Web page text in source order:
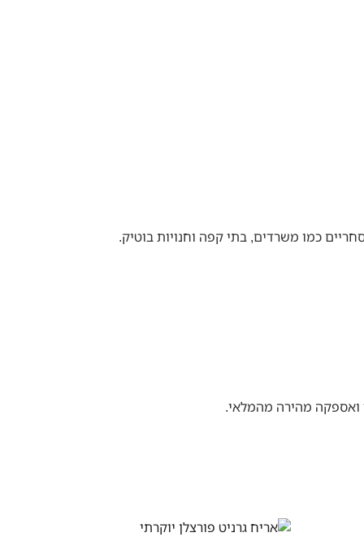
כמו משרדים, בתי קפה וחנויות בוטיק.
ואספקה מהירה מהמלאי.